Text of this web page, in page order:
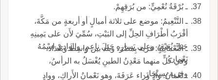
ـ بُرْقَةُ نُعْمِيٍّ: من بُرَقِهِمْ.
ـ التَّنْعِيمُ: موضع على ثلاثة أميالٍ أو أربعةٍ من مَكَّةَ،
أقْرَبُ أطْرَافِ الحِلِّ إلى البَيْتِ، سُمِّيَ لأَن على يَمِينِهِ
جَبَلَ نُعَيْمٍ، وعلى يَسارِهِ جَبَلَ ناعِمٍ، والوادي اسْمُهُ
نَعْمان.
ـ النَّعْمانِيَّةُ: قرية بِمصْرَ، وبلد بين واسِطَ وبَغْدَادَ،
وفي كُلٍّ منهما مَعْدِنُ الطينِ يُغْسَلُ به الرأسُ،
وقرية بِسِنْجَارَ.
ـ نَعْمانُ: وادٍ وراء عَرَفَةَ، وهو نَعْمانُ الأَراكِ، ووادٍ